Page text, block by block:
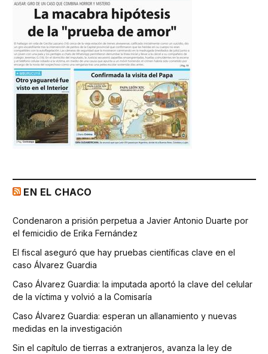
EN EL CHACO
Condenaron a prisión perpetua a Javier Antonio Duarte por
el femicidio de Erika Fernández
El fiscal aseguró que hay pruebas científicas clave en el
caso Álvarez Guardia
Caso Álvarez Guardia: la imputada aportó la clave del celular
de la víctima y volvió a la Comisaría
Caso Álvarez Guardia: esperan un allanamiento y nuevas
medidas en la investigación
Sin el capítulo de tierras a extranjeros, avanza la ley de